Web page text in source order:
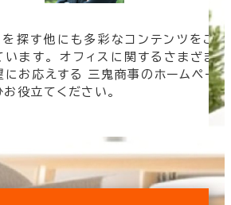
を探す他にも多彩なコンテンツをご
います。 オフィスに関するさまざま
にお応えする 三鬼商事のホームペー
役立てください。